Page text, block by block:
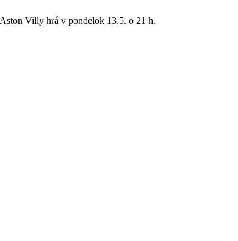
Villy hrá v pondelok 13.5. o 21 h.